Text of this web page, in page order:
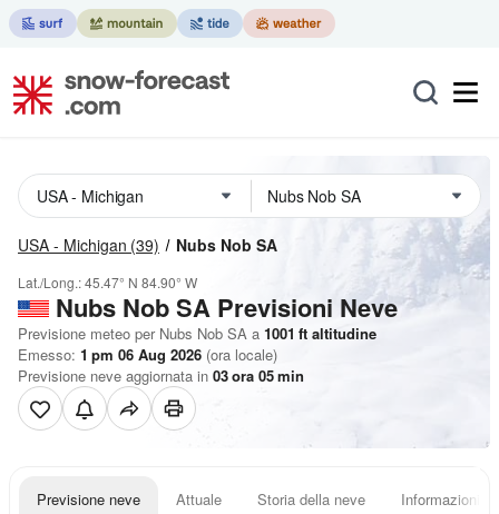
USA - Michigan (39) Nubs Nob SA
Lat./Long.:45.47° N 84.90° W
Nubs Nob SA Previsioni Neve
Previsione meteo per Nubs Nob SA a 1001 ft altitudine
Emesso: 1 pm 06 Aug 2026 (ora locale)
Previsione neve aggiornata in 03ora 05min
Previsione neve Attuale Storia della neve Informazioni